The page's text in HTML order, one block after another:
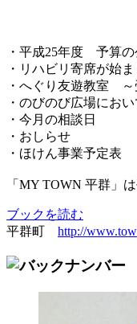
・平成25年度 予算の
・リハビリ寄席が始ま
・へぐり友遊教室 ～
・のびのび広場にお
・今月の相談日
・おしらせ
・ほけん事業予定表
「MY TOWN 平群」
ブックを読む
平群町 http://